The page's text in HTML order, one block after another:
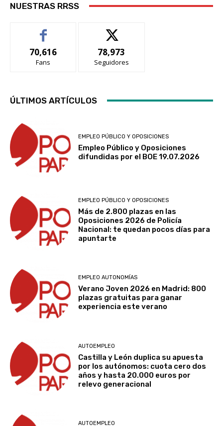
NUESTRAS RRSS
70,616
Fans
78,973
Seguidores
ÚLTIMOS ARTÍCULOS
EMPLEO PÚBLICO Y OPOSICIONES
Empleo Público y Oposiciones
difundidas por el BOE 19.07.2026
EMPLEO PÚBLICO Y OPOSICIONES
Más de 2.800 plazas en las
Oposiciones 2026 de Policía
Nacional: te quedan pocos días para
apuntarte
EMPLEO AUTONOMÍAS
Verano Joven 2026 en Madrid: 800
plazas gratuitas para ganar
experiencia este verano
AUTOEMPLEO
Castilla y León duplica su apuesta
por los autónomos: cuota cero dos
años y hasta 20.000 euros por
relevo generacional
AUTOEMPLEO